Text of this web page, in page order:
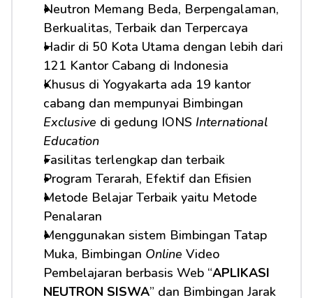
Neutron Memang Beda, Berpengalaman,
Berkualitas, Terbaik dan Terpercaya
Hadir di 50 Kota Utama dengan lebih dari
121 Kantor Cabang di Indonesia
Khusus di Yogyakarta ada 19 kantor
Exclusive di gedung IONS International
Education
Fasilitas terlengkap dan terbaik
Program Terarah, Efektif dan Efisien
Metode Belajar Terbaik yaitu Metode
Penalaran
Menggunakan sistem Bimbingan Tatap
Muka, Bimbingan Online Video
Pembelajaran berbasis Web “APLIKASI
NEUTRON SISWA” dan Bimbingan Jarak